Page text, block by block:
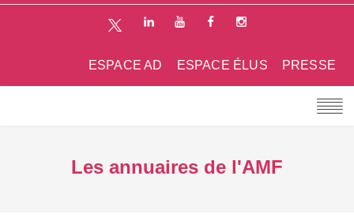
PRESSE
ESPACE ÉLUS
ESPACE AD
Les annuaires de l'AMF